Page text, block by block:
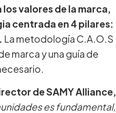
valores de la marca,
centrada en 4 pilares:
La metodología C.A.O.S
marca y una guía de
de SAMY Alliance,
es fundamental,